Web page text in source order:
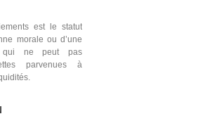
est le statut
morale ou d’une
qui ne peut pas
parvenues à